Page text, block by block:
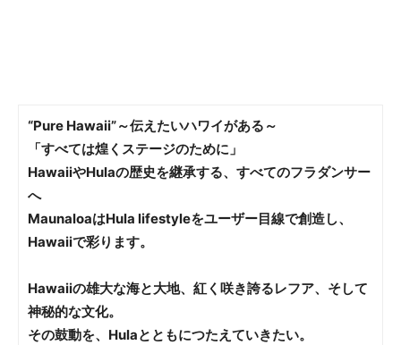
“Pure Hawaii”～伝えたいハワイがある～
「すべては煌くステージのために」
HawaiiやHulaの歴史を継承する、すべてのフラダンサー
へ
MaunaloaはHula lifestyleをユーザー目線で創造し、
Hawaiiで彩ります。
Hawaiiの雄大な海と大地、紅く咲き誇るレフア、そして
神秘的な文化。
その鼓動を、Hulaとともにつたえていきたい。